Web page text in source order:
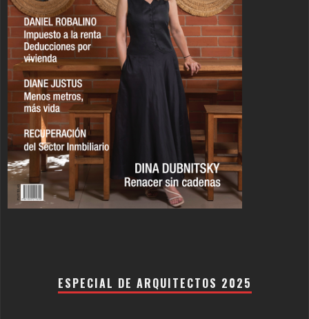
ESPECIAL DE ARQUITECTOS 2025